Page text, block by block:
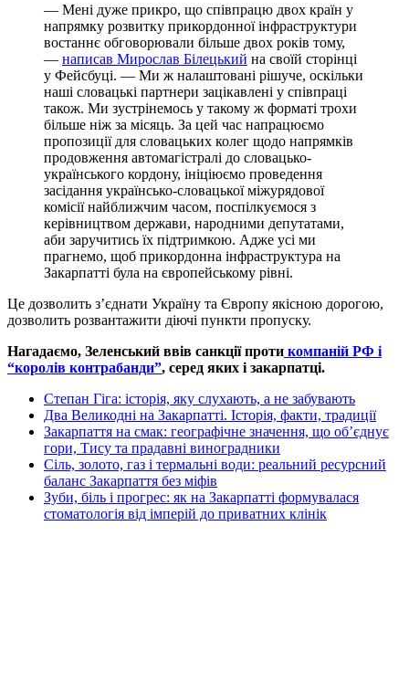
— Мені дуже прикро, що співпрацю двох країн у
напрямку розвитку прикордонної інфраструктури
востаннє обговорювали більше двох років тому,
— написав Мирослав Білецький на своїй сторінці
у Фейсбуці. — Ми ж налаштовані рішуче, оскільки
наші словацькі партнери зацікавлені у співпраці
також. Ми зустрінемось у такому ж форматі трохи
більше ніж за місяць. За цей час напрацюємо
пропозиції для словацьких колег щодо напрямків
продовження автомагістралі до словацько-
українського кордону, ініціюємо проведення
засідання українсько-словацької міжурядової
комісії найближчим часом, поспілкуємося з
керівництвом держави, народними депутатами,
аби заручитись їх підтримкою. Адже усі ми
прагнемо, щоб прикордонна інфраструктура на
Закарпатті була на європейському рівні.
Це дозволить з’єднати Україну та Європу якісною дорогою,
дозволить розвантажити діючі пункти пропуску.
Нагадаємо, Зеленський ввів санкції проти компаній РФ і
“королів контрабанди”, серед яких і закарпатці.
Степан Гіга: історія, яку слухають, а не забувають
Два Великодні на Закарпатті. Історія, факти, традиції
Закарпаття на смак: географічне значення, що об’єднує
гори, Тису та прадавні виноградники
Сіль, золото, газ і термальні води: реальний ресурсний
баланс Закарпаття без міфів
Зуби, біль і прогрес: як на Закарпатті формувалася
стоматологія від імперій до приватних клінік